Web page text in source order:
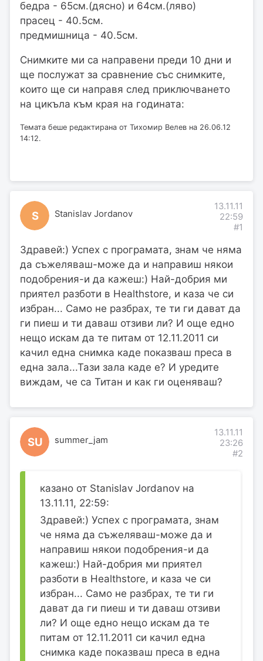
бедра - 65см.(дясно) и 64см.(ляво)
прасец - 40.5см.
предмишница - 40.5см.
Снимките ми са направени преди 10 дни и
ще послужат за сравнение със снимките,
които ще си направя след приключването
на цикъла към края на годината:
Темата беше редактирана от Тихомир Велев на 26.06.12
14:12.
S Stanislav Jordanov
13.11.11
22:59
#1
Здравей:) Успех с програмата, знам че няма
да съжеляваш-може да и направиш някои
подобрения-и да кажеш:) Най-добрия ми
приятел разботи в Healthstore, и каза че си
избран... Само не разбрах, те ти ги дават да
ги пиеш и ти даваш отзиви ли? И още едно
нещо искам да те питам от 12.11.2011 си
качил една снимка каде показваш преса в
една зала...Тази зала каде е? И уредите
виждам, че са Титан и как ги оценяваш?
SU summer_jam
13.11.11
23:26
#2
казано от Stanislav Jordanov на
13.11.11, 22:59:
Здравей:) Успех с програмата, знам
че няма да съжеляваш-може да и
направиш някои подобрения-и да
кажеш:) Най-добрия ми приятел
разботи в Healthstore, и каза че си
избран... Само не разбрах, те ти ги
дават да ги пиеш и ти даваш отзиви
ли? И още едно нещо искам да те
питам от 12.11.2011 си качил една
снимка каде показваш преса в една